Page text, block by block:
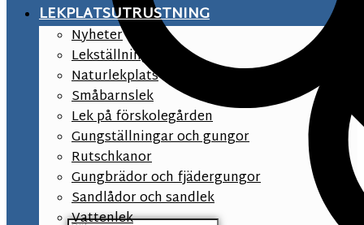
LEKPLATSUTRUSTNING
Nyheter
Lekställningar
Naturlekplats
Småbarnslek
Lek på förskolegården
Gungställningar och gungor
Rutschkanor
Gungbrädor och fjädergungor
Sandlådor och sandlek
Vattenlek